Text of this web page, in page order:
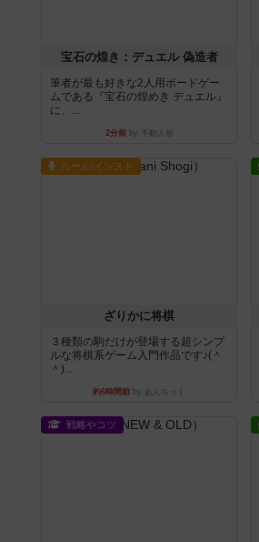
宝石の煌き：デュエル 偽造者
筆者が最も好きな2人用ボードゲー
ムである『宝石の煌めき デュエル』
に、...
2分前by 手動人形
ルール/インスト
ざりかに将棋
３種類の駒だけが登場する超シンプ
ルな将棋系ゲーム入門作品です♪(＾
＾)...
約6時間前 by あんちっく
戦略やコツ